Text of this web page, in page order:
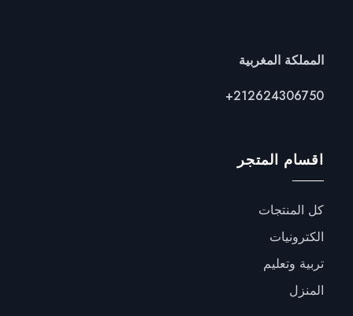
المملكة المغربية
212624306750
+
اقسام المتجر
كل المنتجات
الكترونيات
تربية وتعليم
المنزل